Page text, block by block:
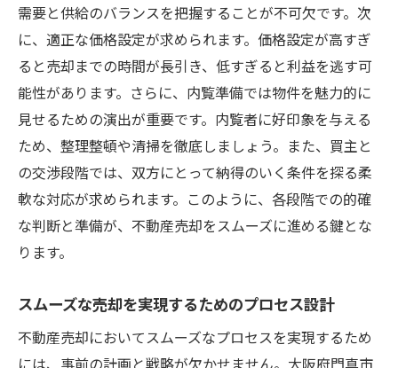
需要と供給のバランスを把握することが不可欠です。次
に、適正な価格設定が求められます。価格設定が高すぎ
ると売却までの時間が長引き、低すぎると利益を逃す可
能性があります。さらに、内覧準備では物件を魅力的に
見せるための演出が重要です。内覧者に好印象を与える
ため、整理整頓や清掃を徹底しましょう。また、買主と
の交渉段階では、双方にとって納得のいく条件を探る柔
軟な対応が求められます。このように、各段階での的確
な判断と準備が、不動産売却をスムーズに進める鍵とな
ります。
スムーズな売却を実現するためのプロセス設計
不動産売却においてスムーズなプロセスを実現するため
には、事前の計画と戦略が欠かせません。大阪府門真市